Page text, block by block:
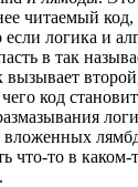
читаемый
логика и
в так
вызывает
чего код
что‑то в